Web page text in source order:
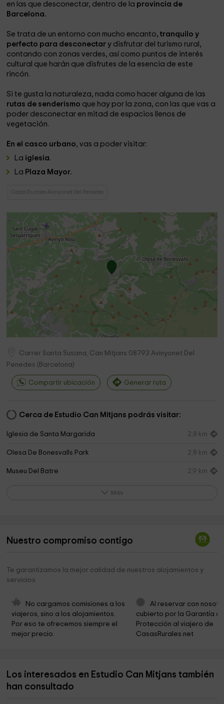
en las que desconectar, dentro de la provincia de
Barcelona.
Se trata de un entorno con mucho encanto, tranquilo y
perfecto para desconectar y disfrutar del turismo rural,
contando con zonas verdes, así como puntos de interés
cultural que harán que disfrutes de la esencia de este
rincón.
Si te gusta la naturaleza, nada como hacer alguna de las
rutas de senderismo que hay por la zona, con las que vas a
poder desconectar en mitad de espacios llenos de
vegetación.
En el casco urbano, vas a poder visitar:
La iglesia.
La Plaza Mayor.
Casas Rurales Avinyonet Del Penedes
Carrer Santa Susana, Can Mitjans 08793Avinyonet Del
Penedes ( Barcelona)
Compartir ubicación Generar ruta
Cerca de Estudio Can Mitjans podrás visitar:
Iglesia de Santa Margarida 2,8 km
Olesa De Bonesvalls Park 2,8 km
Museu Del Batre 2,9 km
Parròquia de Sant Joan 3,3 km
Parròquia de Sant Pere i Sant Fèlix
Barbacoa Pla de la Creu
Puig de la Mola
Iglesia de Santa Anna 4,2 km
La Gramanosa 4,4 km
Más
Nuestro compromiso contigo
Te garantizamos la mejor calidad de nuestros alojamientos y
servicios
No cargamos comisiones a los
viajeros, sino a los alojamientos.
Por eso te ofrecemos siempre el
mejor precio.
Al reservar con
cubierto por la Garantía
Protección al viajero de
CasasRurales.net
Los interesados en Estudio Can Mitjans también
han consultado